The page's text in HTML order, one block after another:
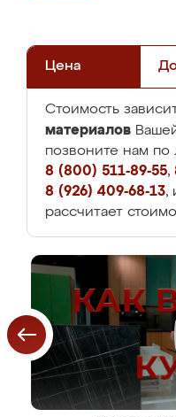
Цена
Стоимость
материалов
позвоните нам
8 (800) 511-89-55,
8 (926) 409-68-13,
рассчитает